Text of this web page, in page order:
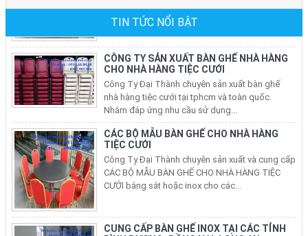
TIN TỨC NỔI BẬT
CÔNG TY SẢN XUẤT BÀN GHẾ NHÀ HÀNG
Công Ty Đại Thành chuyên sản xuất bàn ghế
nhà hàng tiệc cưới tại tphcm và toàn quốc.
Nhằm đáp ứng nhu cầu sử dụng...
CÁC BỘ MẪU BÀN GHẾ CHO NHÀ HÀNG
TIỆC CƯỚI
Công Ty Đại Thành chuyên sản xuất và cung cấp
CÁC BỘ MẪU BÀN GHẾ CHO NHÀ HÀNG TIỆC
CƯỚI bằng sắt hoặc inox cho các...
CUNG CẤP BÀN GHẾ INOX TẠI CÁC TỈNH
Đại Thành chuyên cung cấp bàn ghế inox, ghế